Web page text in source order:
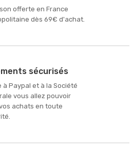
offerte en France
dès 69€ d'achat.
sécurisés
à Paypal et à la Société
vous allez pouvoir
achats en toute